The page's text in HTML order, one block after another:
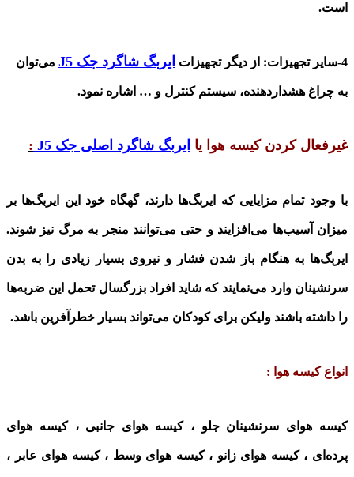
است.
4-سایر تجهیزات: از دیگر تجهیزات ایربگ شاگرد جک می‌توان
به چراغ هشداردهنده، سیستم کنترل و … اشاره نمود.
غیرفعال کردن کیسه هوا یا ایربگ شاگرد اصلی جک :
با وجود تمام مزایایی که ایربگ‌ها دارند، گهگاه خود این ایربگ‌ها بر
میزان آسیب‌ها می‌افزایند و حتی می‌توانند منجر به مرگ نیز شوند.
ایربگ‌ها به هنگام باز شدن فشار و نیروی بسیار زیادی را به بدن
سرنشینان وارد می‌نمایند که شاید افراد بزرگسال تحمل این ضربه‌ها
را داشته باشند ولیکن برای کودکان می‌تواند بسیار خطرآفرین باشد.
انواع کیسه‌ هوا :
کیسه هوای سرنشینان جلو ، کیسه هوای جانبی ، کیسه‌ هوای
پرده‌ای ، کیسه هوای زانو ، کیسه هوای وسط ، کیسه هوای عابر ،